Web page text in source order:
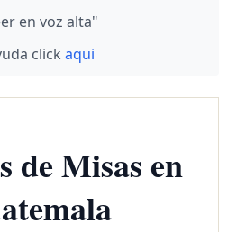
en voz alta"
click aqui
de Misas en